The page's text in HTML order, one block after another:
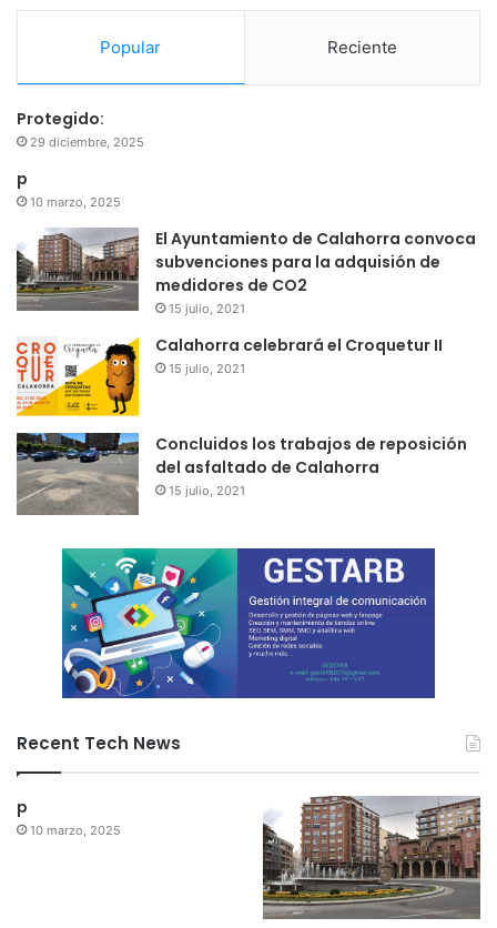
Popular Reciente
Protegido:
29 diciembre, 2025
p
10 marzo, 2025
El Ayuntamiento de Calahorra convoca
subvenciones para la adquisión de
medidores de CO2
15 julio, 2021
Calahorra celebrará el Croquetur II
15 julio, 2021
Concluidos los trabajos de reposición
del asfaltado de Calahorra
15 julio, 2021
Recent Tech News
p
10 marzo, 2025